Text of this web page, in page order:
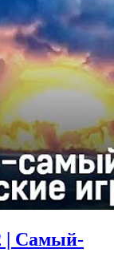
| Самый-